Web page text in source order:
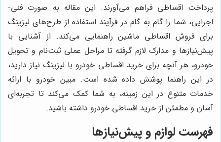
پرداخت اقساطی فراهم می‌آورند. این مقاله به صورت فنی-
اجرایی، شما را گام به گام در فرآیند استفاده از طرح‌های لیزینگ
برای فروش اقساطی ماشین راهنمایی می‌کند. از آشنایی با
پیش‌نیازها و مدارک لازم گرفته تا مراحل عملی ثبت‌نام و تحویل
خودرو، هر آنچه برای خرید اقساطی خودرو با لیزینگ نیاز دارید،
در این راهنما پوشش داده شده است. مبین خودرو با ارائه
خدمات متنوع در این زمینه، به شما کمک می‌کند تا تجربه‌ای
آسان و مطمئن از خرید اقساطی خودرو داشته باشید.
فهرست لوازم و پیش‌نیازها